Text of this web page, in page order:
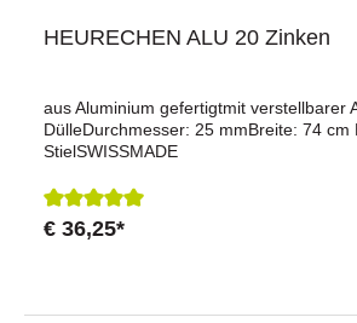
HEURECHEN ALU 20 Zinken
aus Aluminium gefertigtmit verstellbarer
DülleDurchmesser: 25 mmBreite: 74 cm
StielSWISSMADE
Durchschnittliche Bewertung von 5
€ 36,25*